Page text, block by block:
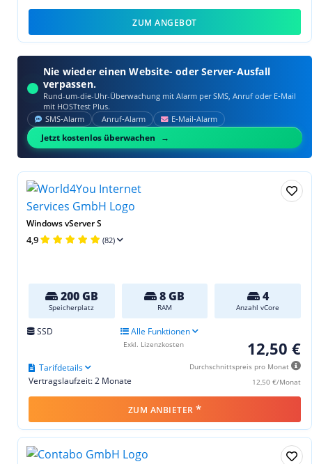
ZUM ANGEBOT
Nie wieder einen Website- oder Server-Ausfall
verpassen.
Rund-um-die-Uhr-Überwachung mit Alarm per SMS, Anruf oder E‑Mail
mit HOSTtest Plus.
SMS‑Alarm Anruf‑Alarm E‑Mail‑Alarm
Jetzt kostenlos überwachen
Windows vServer S
4,9 (82)
200 GB
Speicherplatz
8 GB
RAM
4
Anzahl vCore
SSD Alle Funktionen
12,50 €
Durchschnittspreis pro Monat
12,50 €/Monat
Vertragslaufzeit: 2 Monate
Tarifdetails
Exkl. Lizenzkosten
ZUM ANBIETER *